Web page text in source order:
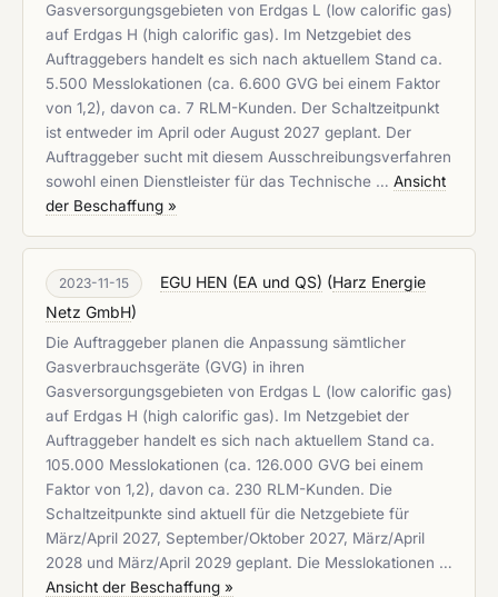
Gasversorgungsgebieten von Erdgas L (low calorific gas)
auf Erdgas H (high calorific gas). Im Netzgebiet des
Auftraggebers handelt es sich nach aktuellem Stand ca.
5.500 Messlokationen (ca. 6.600 GVG bei einem Faktor
von 1,2), davon ca. 7 RLM-Kunden. Der Schaltzeitpunkt
ist entweder im April oder August 2027 geplant. Der
Auftraggeber sucht mit diesem Ausschreibungsverfahren
sowohl einen Dienstleister für das Technische … Ansicht
der Beschaffung »
2023-11-15 EGU HEN (EA und QS) (Harz Energie
Netz GmbH)
Die Auftraggeber planen die Anpassung sämtlicher
Gasverbrauchsgeräte (GVG) in ihren
Gasversorgungsgebieten von Erdgas L (low calorific gas)
auf Erdgas H (high calorific gas). Im Netzgebiet der
Auftraggeber handelt es sich nach aktuellem Stand ca.
105.000 Messlokationen (ca. 126.000 GVG bei einem
Faktor von 1,2), davon ca. 230 RLM-Kunden. Die
Schaltzeitpunkte sind aktuell für die Netzgebiete für
März/April 2027, September/Oktober 2027, März/April
2028 und März/April 2029 geplant. Die Messlokationen …
Ansicht der Beschaffung »